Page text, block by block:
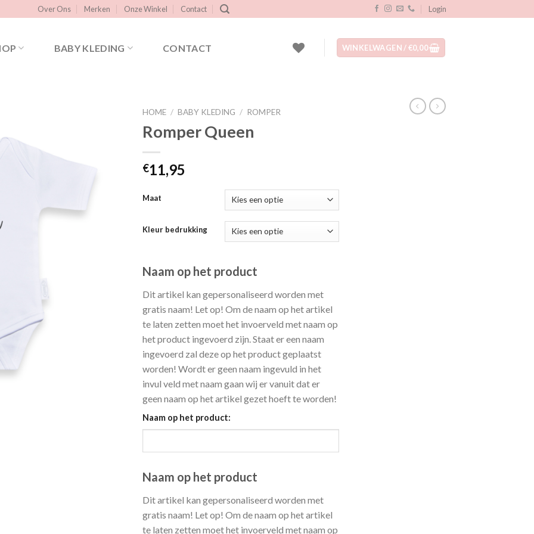
Over Ons Merken Onze Winkel Contact Login
BABY KLEDING CONTACT WINKELWAGEN /€0,00
HOME / BABY KLEDING / ROMPER
Romper Queen
€11,95
Maat
Kleur bedrukking
Naam op het product
Dit artikel kan gepersonaliseerd worden met
gratis naam! Let op! Om de naam op het artikel
te laten zetten moet het invoerveld met naam op
het product ingevoerd zijn. Staat er een naam
ingevoerd zal deze op het product geplaatst
worden! Wordt er geen naam ingevuld in het
invul veld met naam gaan wij er vanuit dat er
geen naam op het artikel gezet hoeft te worden!
Naam op het product:
Naam op het product
Dit artikel kan gepersonaliseerd worden met
gratis naam! Let op! Om de naam op het artikel
te laten zetten moet het invoerveld met naam op